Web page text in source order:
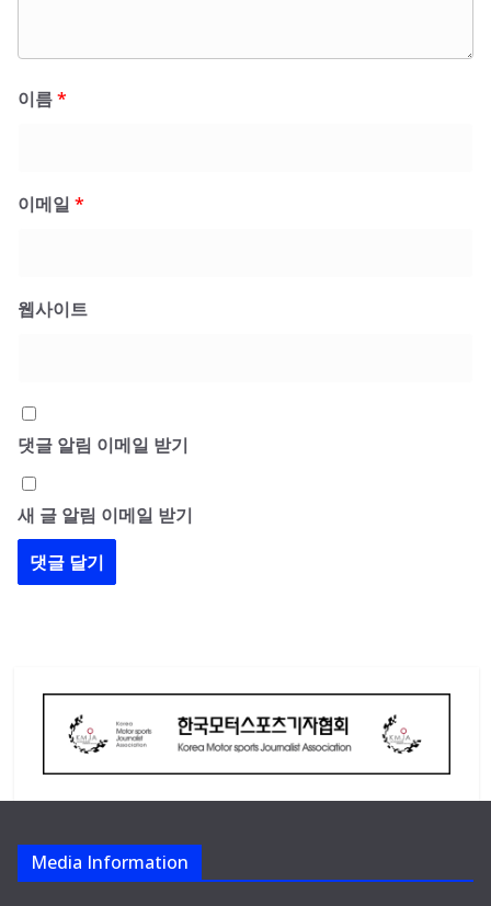
이름*
이메일 *
웹사이트
댓글 알림 이메일 받기
새 글 알림 이메일 받기
Media Information